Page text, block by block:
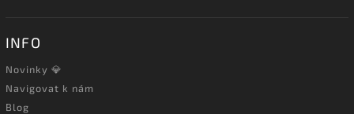
INFO
Novinky 💎
Navigovat k nám
Blog